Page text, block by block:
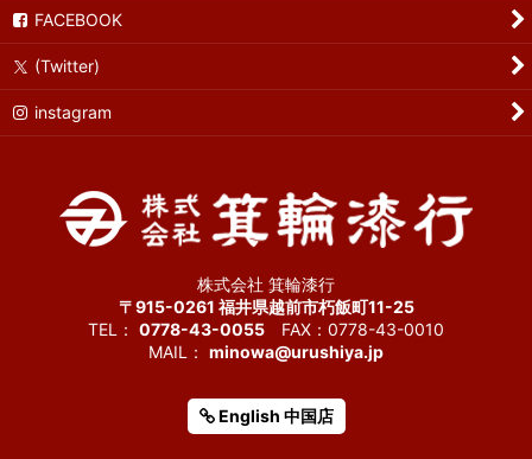
FACEBOOK
(Twitter)
instagram
株式会社 箕輪漆行
〒915-0261 福井県越前市朽飯町11-25
TEL： 0778-43-0055 FAX：0778-43-0010
MAIL： minowa@urushiya.jp
English 中国店